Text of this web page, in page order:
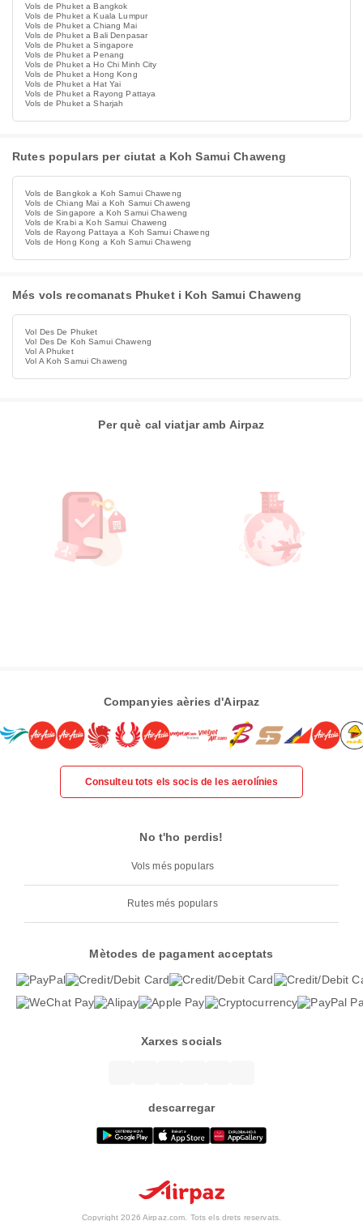
Vols de Phuket a Bangkok
Vols de Phuket a Kuala Lumpur
Vols de Phuket a Chiang Mai
Vols de Phuket a Bali Denpasar
Vols de Phuket a Singapore
Vols de Phuket a Penang
Vols de Phuket a Ho Chi Minh City
Vols de Phuket a Hong Kong
Vols de Phuket a Hat Yai
Vols de Phuket a Rayong Pattaya
Vols de Phuket a Sharjah
Rutes populars per ciutat a Koh Samui Chaweng
Vols de Bangkok a Koh Samui Chaweng
Vols de Chiang Mai a Koh Samui Chaweng
Vols de Singapore a Koh Samui Chaweng
Vols de Krabi a Koh Samui Chaweng
Vols de Rayong Pattaya a Koh Samui Chaweng
Vols de Hong Kong a Koh Samui Chaweng
Més vols recomanats Phuket i Koh Samui Chaweng
Vol Des De Phuket
Vol Des De Koh Samui Chaweng
Vol A Phuket
Vol A Koh Samui Chaweng
Per què cal viatjar amb Airpaz
Companyies aèries d'Airpaz
Consulteu tots els socis de les aerolínies
No t'ho perdis!
Vols més populars
Rutes més populars
Mètodes de pagament acceptats
Xarxes socials
descarregar
Copyright 2026 Airpaz.com. Tots els drets reservats.